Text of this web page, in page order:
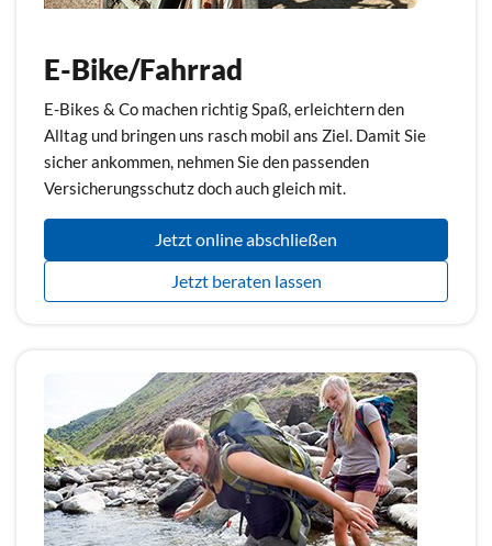
E-Bike/Fahrrad
E-Bikes & Co machen richtig Spaß, erleichtern den
Alltag und bringen uns rasch mobil ans Ziel. Damit Sie
sicher ankommen, nehmen Sie den passenden
Versicherungsschutz doch auch gleich mit.
Jetzt online abschließen
Jetzt beraten lassen